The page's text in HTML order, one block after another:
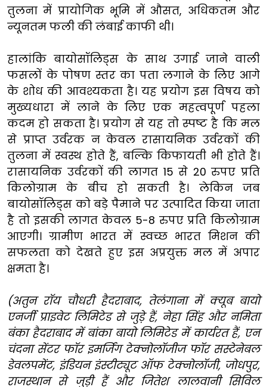
तुलना में प्रायोगिक भूमि में औसत, अधिकतम और
न्यूनतम फली की लंबाई काफी थी।
हालांकि बायोसॉलिड्स के साथ उगाई जाने वाली
फसलों के पोषण स्तर का पता लगाने के लिए आगे
के शोध की आवश्यकता है। यह प्रयोग इस विषय को
मुख्यधारा में लाने के लिए एक महत्वपूर्ण पहला
कदम हो सकता है। प्रयोग से यह तो स्पष्ट है कि मल
से प्राप्त उर्वरक न केवल रासायनिक उर्वरकों की
तुलना में स्वस्थ होते हैं, बल्कि किफायती भी होते हैं।
रासायनिक उर्वरकों की लागत 15 से 20 रुपए प्रति
किलोग्राम के बीच हो सकती है। लेकिन जब
बायोसॉलिड्स को बड़े पैमाने पर उत्पादित किया जाता
है तो इसकी लागत केवल 5-8 रुपए प्रति किलोग्राम
आएगी। ग्रामीण भारत में स्वच्छ भारत मिशन की
सफलता को देखते हुए इस अप्रयुक्त मल में अपार
क्षमता है।
(अतुन रॉय चौधरी हैदराबाद, तेलंगाना में क्यूब बायो
एनर्जी प्राइवेट लिमिटेड से जुड़े हैं, नेहा सिंह और नमिता
बंका हैदराबाद में बांका बायो लिमिटेड में कार्यरत हैं, एन
चंदना सेंटर फॉर इमर्जिंग टेक्नोलॉजीज फॉर सस्टेनेबल
डेवलपमेंट, इंडियन इंस्टीट्यूट ऑफ टेक्नोलॉजी, जोधपुर,
राजस्थान से जुड़ी हैं और जितेश लालवानी सिविल